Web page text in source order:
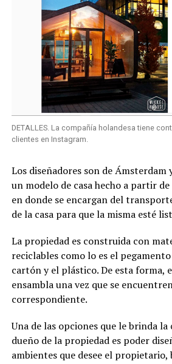
DETALLES. La compañía holandesa tiene
clientes en Instagram.
Los diseñadores son de
un modelo de casa hecho a partir
en donde se encargan del
de la casa para que la misma esté
La propiedad es construida con
reciclables como lo es el
cartón y el plástico. De esta forma,
ensambla una vez que se
correspondiente.
Una de las opciones que le brinda
dueño de la propiedad es poder
ambientes que desee el